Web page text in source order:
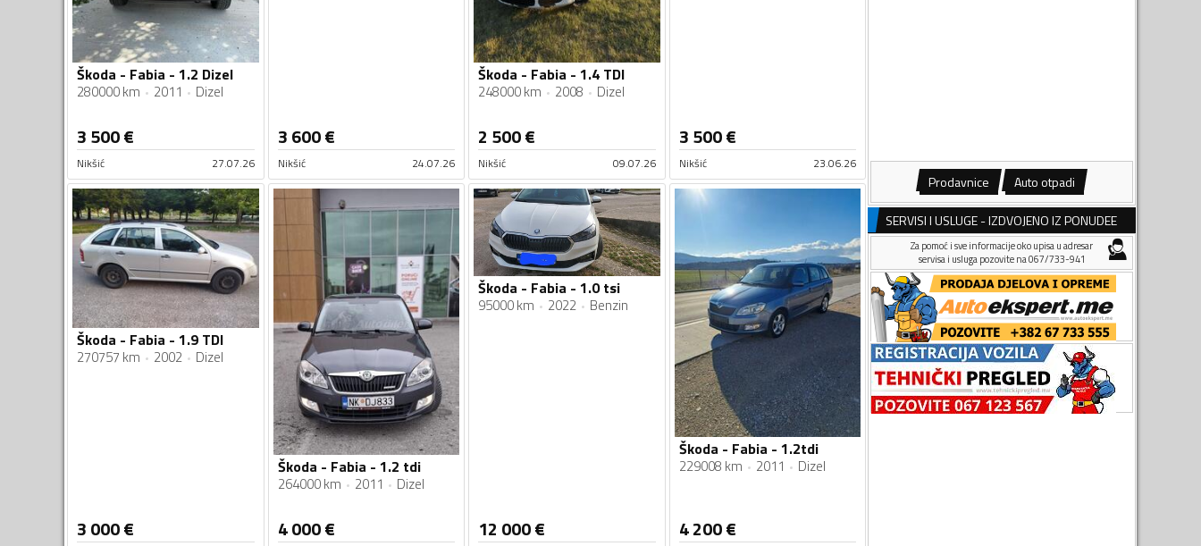
Škoda - Fabia - 1.2 Dizel
280000 km 2011 Dizel
3 500€
Nikšić 27.07.26
3 600€
Nikšić 24.07.26
Škoda - Fabia - 1.4 TDI
248000 km 2008 Dizel
2 500€
Nikšić 09.07.26
3 500€
Nikšić 23.06.26
Škoda - Fabia - 1.9 TDI
270757 km 2002 Dizel
3 000€
Škoda - Fabia - 1.2 tdi
264000 km 2011 Dizel
4 000€
Škoda - Fabia - 1.0 tsi
95000 km 2022 Benzin
12 000€
Škoda - Fabia - 1.2tdi
229008 km 2011 Dizel
4 200€
Prodavnice Auto otpadi
SERVISI I USLUGE - IZDVOJENO IZ PONUDEE
Za pomoć i sve informacije oko upisa u adresar
servisa i usluga pozovite na 067/733-941